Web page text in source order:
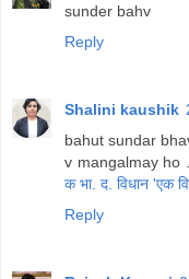
sunder bahv
Reply
Shalini kaushik
bahut sundar
v mangalmay ho .
क भा. द. विधान 'एक
Reply